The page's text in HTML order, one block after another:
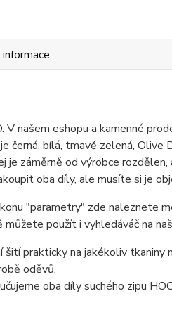
V našem eshopu a kamenné
černá, bílá, tmavě zelená, Olive
je záměrně od výrobce
oba díly, ale musíte si je
"parametry" zde naleznete
použít i vyhledáváč na
šití prakticky na jakékoliv
oděvů.
oba díly suchého zipu